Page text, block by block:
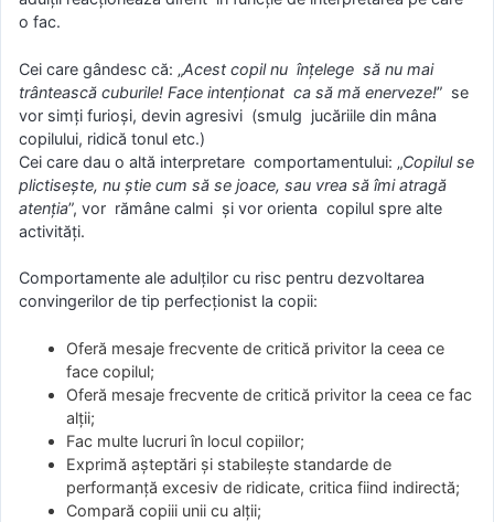
o fac.
Cei care gândesc că: „Acest copil nu înțelege să nu mai
trântească cuburile! Face intenționat ca să mă enerveze!” se
vor simți furioși, devin agresivi (smulg jucăriile din mâna
copilului, ridică tonul etc.)
Cei care dau o altă interpretare comportamentului: „Copilul se
plictisește, nu știe cum să se joace, sau vrea să îmi atragă
atenția”, vor rămâne calmi și vor orienta copilul spre alte
activități.
Comportamente ale adulților cu risc pentru dezvoltarea
convingerilor de tip perfecționist la copii:
Oferă mesaje frecvente de critică privitor la ceea ce
face copilul;
Oferă mesaje frecvente de critică privitor la ceea ce fac
alții;
Fac multe lucruri în locul copiilor;
Exprimă așteptări și stabilește standarde de
performanță excesiv de ridicate, critica fiind indirectă;
Compară copiii unii cu alții;